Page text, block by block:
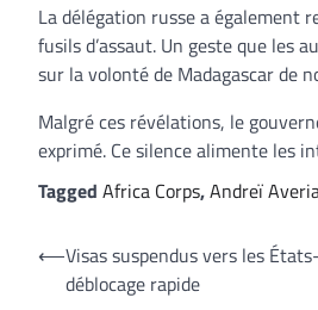
La délégation russe a également
fusils d’assaut. Un geste que les
sur la volonté de Madagascar de
Malgré ces révélations, le
exprimé. Ce silence alimente les
Tagged Africa Corps,Andreï
Navigation
⟵Visas suspendus vers les
déblocage rapide